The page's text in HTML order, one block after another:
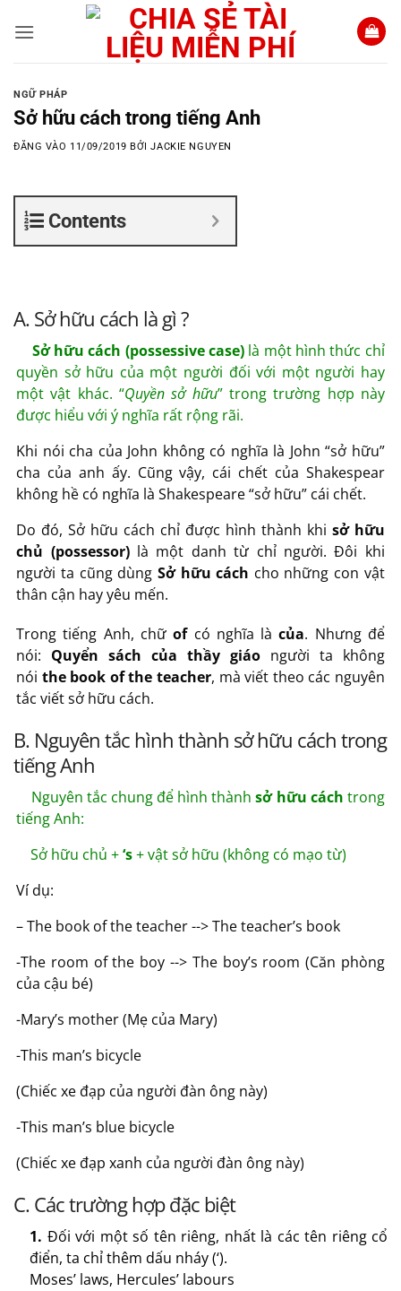
qua
NGỮ PHÁP
Sở hữu cách trong tiếng Anh
ĐĂNG VÀO 11/09/2019 BỞIJACKIE NGUYEN
Contents
A. Sở hữu cách là gì ?
Sở hữu cách (possessive case) là một hình thức chỉ
quyền sở hữu của một người đối với một người hay
một vật khác. “Quyền sở hữu” trong trường hợp này
được hiểu với ý nghĩa rất rộng rãi.
Khi nói cha của John không có nghĩa là John “sở hữu”
cha của anh ấy. Cũng vậy, cái chết của Shakespear
không hề có nghĩa là Shakespeare “sở hữu” cái chết.
Do đó, Sở hữu cách chỉ được hình thành khi sở hữu
chủ (possessor)là một danh từ chỉ người. Đôi khi
người ta cũng dùng Sở hữu cách cho những con vật
thân cận hay yêu mến.
Trong tiếng Anh, chữofcó nghĩa làcủa. Nhưng để
nói: Quyển sách của thầy giáongười ta không
nói the book of the teacher, mà viết theo các nguyên
tắc viết sở hữu cách.
B. Nguyên tắc hình thành sở hữu cách trong
tiếng Anh
Nguyên tắc chung để hình thànhsở hữu cách trong
tiếng Anh:
Sở hữu chủ +‘s+ vật sở hữu (không có mạo từ)
Ví dụ:
– The book of the teacher --> The teacher’s book
-The room of the boy --> The boy’s room (Căn phòng
của cậu bé)
-Mary’s mother (Mẹ của Mary)
-This man’s bicycle
(Chiếc xe đạp của người đàn ông này)
-This man’s blue bicycle
(Chiếc xe đạp xanh của người đàn ông này)
C. Các trường hợp đặc biệt
1. Đối với một số tên riêng, nhất là các tên riêng cổ
điển, ta chỉ thêm dấu nháy (‘).
Moses’ laws, Hercules’ labours